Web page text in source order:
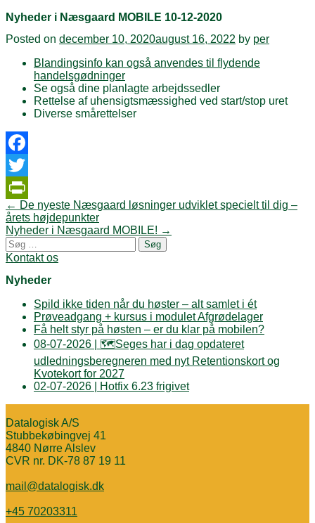
Nyheder i Næsgaard MOBILE 10-12-2020
Posted on december 10, 2020august 16, 2022 by per
Blandingsinfo kan også anvendes til flydende
handelsgødninger
Se også dine planlagte arbejdssedler
Rettelse af uhensigtsmæssighed ved start/stop uret
Diverse smårettelser
Facebook
Twitter
PrintFriendly
Post
navigation
← De nyeste Næsgaard løsninger udviklet specielt til dig –
årets højdepunkter
Nyheder i Næsgaard MOBILE! →
Søg
efter:
Kontakt os
Nyheder
Spild ikke tiden når du høster – alt samlet i ét
Prøveadgang + kursus i modulet Afgrødelager
Få helt styr på høsten – er du klar på mobilen?
08-07-2026 | 🗺️Seges har i dag opdateret
udledningsberegneren med nyt Retentionskort og
Kvotekort for 2027
02-07-2026 | Hotfix 6.23 frigivet
Datalogisk A/S
Stubbekøbingvej 41
4840 Nørre Alslev
CVR nr. DK-78 87 19 11
mail@datalogisk.dk
+45 70203311